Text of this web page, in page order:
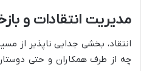
مدیریت انتقادات و
انتقاد، بخشی جدایی ناپذیر از
چه از طرف همکاران و حتی